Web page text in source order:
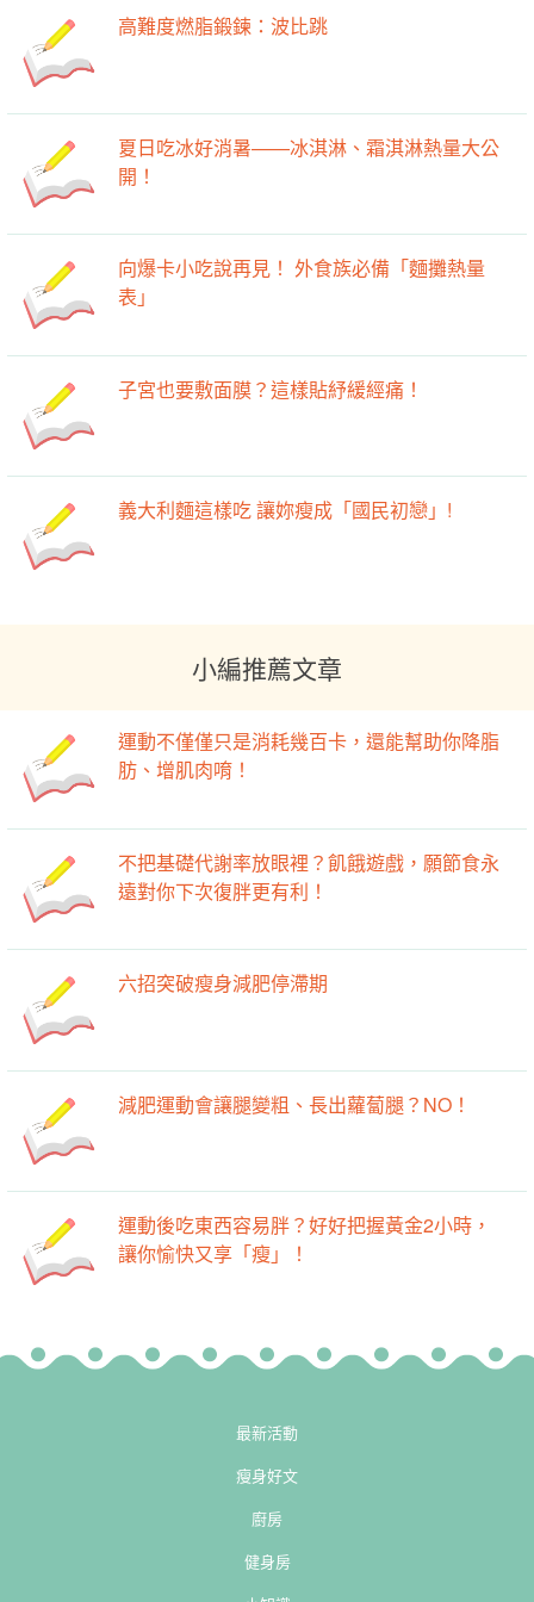
高難度燃脂鍛鍊：波比跳
夏日吃冰好消暑——冰淇淋、霜淇淋熱量大公
開！
向爆卡小吃說再見！ 外食族必備「麵攤熱量
表」
子宮也要敷面膜？這樣貼紓緩經痛！
義大利麵這樣吃 讓妳瘦成「國民初戀」!
小編推薦文章
運動不僅僅只是消耗幾百卡，還能幫助你降脂
肪、增肌肉唷！
不把基礎代謝率放眼裡？飢餓遊戲，願節食永
遠對你下次復胖更有利！
六招突破瘦身減肥停滯期
減肥運動會讓腿變粗、長出蘿蔔腿？NO！
運動後吃東西容易胖？好好把握黃金2小時，
讓你愉快又享「瘦」！
最新活動
瘦身好文
廚房
健身房